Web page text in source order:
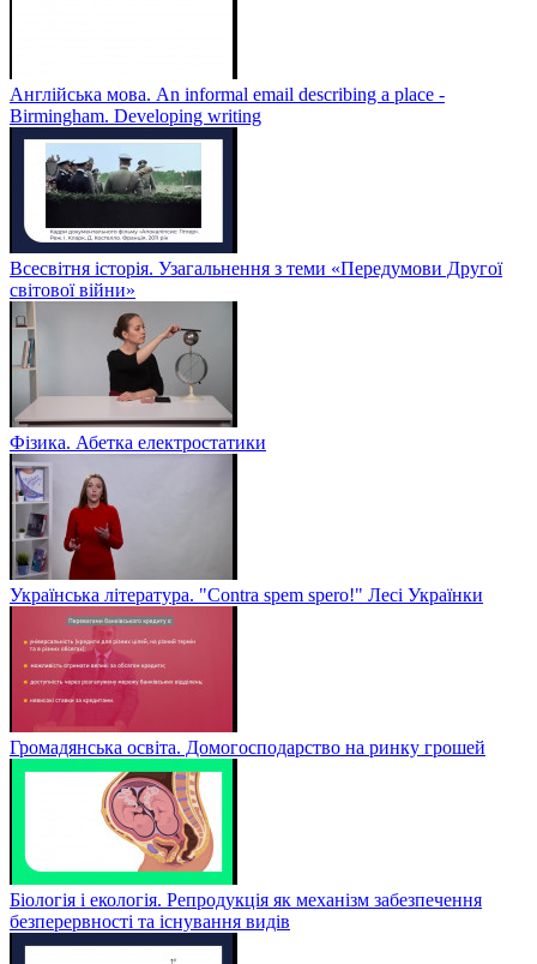
Англійська мова. An informal email describing a place -
Birmingham. Developing writing
Всесвітня історія. Узагальнення з теми «Передумови Другої
світової війни»
Фізика. Абетка електростатики
Українська література. "Contra spem spero!" Лесі Українки
Громадянська освіта. Домогосподарство на ринку грошей
Біологія і екологія. Репродукція як механізм забезпечення
безперервності та існування видів